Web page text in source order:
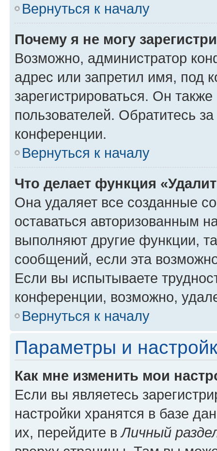
Вернуться к началу
Почему я не могу
Возможно, администратор
адрес или запретил имя, под
зарегистрироваться. Он
пользователей. Обратитесь
конференции.
Вернуться к началу
Что делает функция
Она удаляет все созданные
оставаться авторизованным
выполняют другие функции,
сообщений, если эта
Если вы испытываете
конференции, возможно,
Вернуться к началу
Параметры и
Как мне изменить мои
Если вы являетесь
настройки хранятся в базе
их, перейдите вЛичный